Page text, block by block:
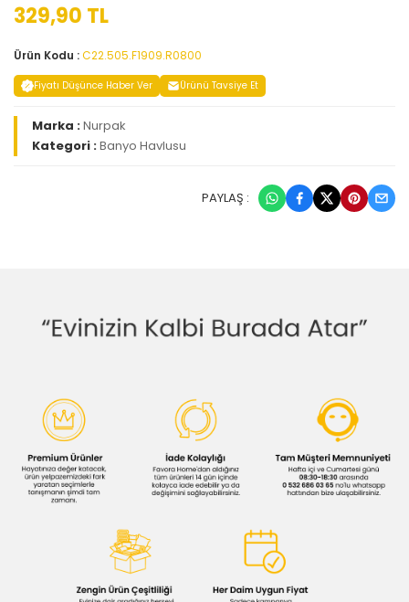
329,90 TL
Ürün Kodu :C22.505.F1909.R0800
Fiyatı Düşünce Haber Ver Ürünü Tavsiye Et
Marka :Nurpak
Kategori :Banyo Havlusu
PAYLAŞ :